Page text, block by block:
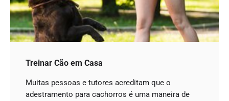
Treinar Cão em Casa
Muitas pessoas e tutores acreditam que o
adestramento para cachorros é uma maneira de